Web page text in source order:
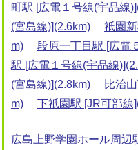
町駅 [広電１号線(宇品線
(宮島線)](2.6km)
祇園
m)
段原一丁目駅 [広電
駅 [広電１号線(宇品線
(宮島線)](2.8km)
比治
m)
下祇園駅 [JR可部線
広島上野学園ホール周辺